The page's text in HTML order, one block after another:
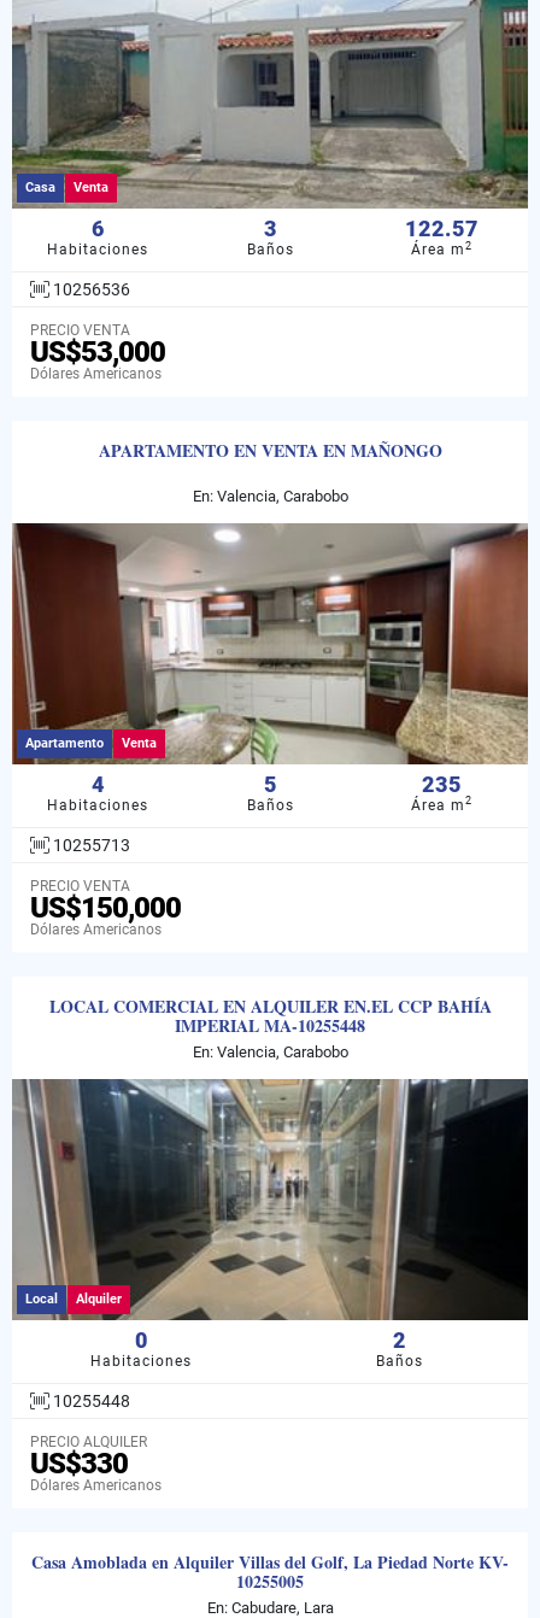
Casa Venta
6
Habitaciones
3
Baños
122.57
Área m2
10256536
PRECIO VENTA
US$53,000
Dólares Americanos
APARTAMENTO EN VENTA EN MAÑONGO
En: Valencia, Carabobo
Apartamento Venta
4
Habitaciones
5
Baños
235
Área m2
10255713
PRECIO VENTA
US$150,000
Dólares Americanos
LOCAL COMERCIAL EN ALQUILER EN.EL CCP BAHÍA
IMPERIAL MA-10255448
En: Valencia, Carabobo
Local Alquiler
0
Habitaciones
2
Baños
10255448
PRECIO ALQUILER
US$330
Dólares Americanos
Casa Amoblada en Alquiler Villas del Golf, La Piedad Norte KV-
10255005
En: Cabudare, Lara